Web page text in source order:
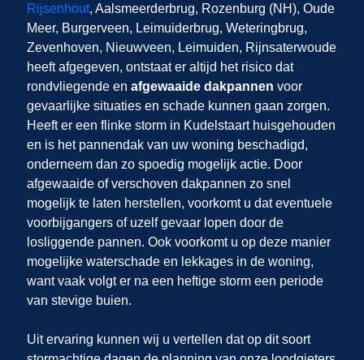
Rijsenhout, Aalsmeerderbrug, Rozenburg (NH), Oude
Meer, Burgerveen, Leimuiderbrug, Weteringbrug,
Zevenhoven, Nieuwveen, Leimuiden, Rijnsaterwoude
heeft afgegeven, ontstaat er altijd het risico dat
rondvliegende en afgewaaide dakpannen voor
gevaarlijke situaties en schade kunnen gaan zorgen.
Heeft er een flinke storm in Kudelstaart huisgehouden
en is het pannendak van uw woning beschadigd,
onderneem dan zo spoedig mogelijk actie. Door
afgewaaide of verschoven dakpannen zo snel
mogelijk te laten herstellen, voorkomt u dat eventuele
voorbijgangers of uzelf gevaar lopen door de
losliggende pannen. Ook voorkomt u op deze manier
mogelijke waterschade en lekkages in de woning,
want vaak volgt er na een heftige storm een periode
van stevige buien.
Uit ervaring kunnen wij u vertellen dat op dit soort